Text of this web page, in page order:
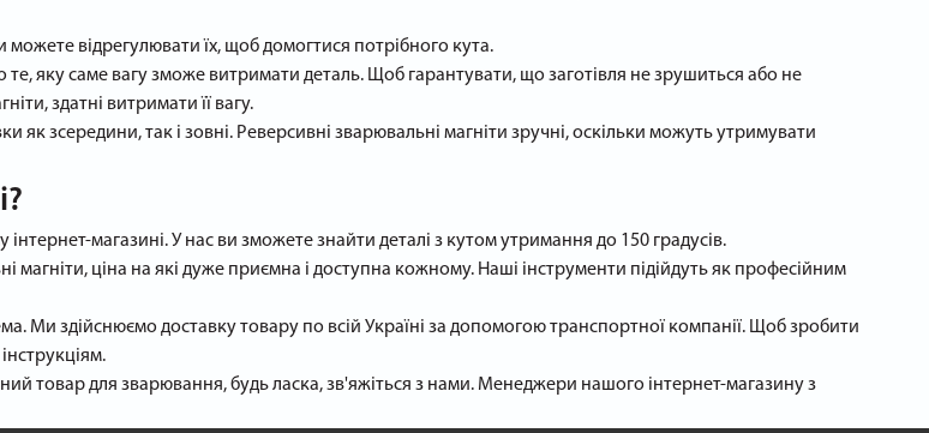
відрегулювати їх, щоб домогтися потрібного кута.
яку саме вагу зможе витримати деталь. Щоб гарантувати, що заготівля не зрушиться або не
здатні витримати її вагу.
зсередини, так і зовні. Реверсивні зварювальні магніти зручні, оскільки можуть утримувати
магазині. У нас ви зможете знайти деталі з кутом утримання до 150 градусів.
ціна на які дуже приємна і доступна кожному. Наші інструменти підійдуть як професійним
Ми здійснюємо доставку товару по всій Україні за допомогою транспортної компанії. Щоб зробити
товар для зварювання, будь ласка, зв'яжіться з нами. Менеджери нашого інтернет-магазину з